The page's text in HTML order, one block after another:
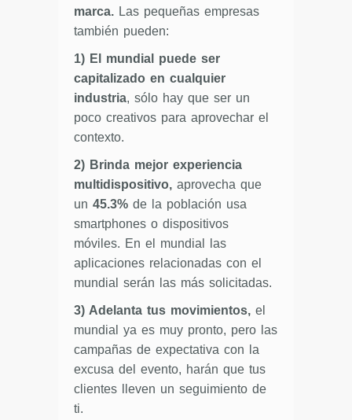
marca. Las pequeñas empresas
también pueden:
1) El mundial puede ser
capitalizado en cualquier
industria, sólo hay que ser un
poco creativos para aprovechar el
contexto.
2) Brinda mejor experiencia
multidispositivo, aprovecha que
un 45.3% de la población usa
smartphones o dispositivos
móviles. En el mundial las
aplicaciones relacionadas con el
mundial serán las más solicitadas.
3) Adelanta tus movimientos, el
mundial ya es muy pronto, pero las
campañas de expectativa con la
excusa del evento, harán que tus
clientes lleven un seguimiento de
ti.